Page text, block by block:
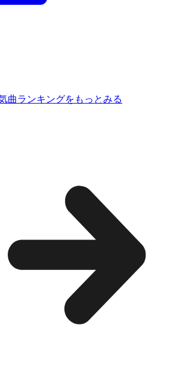
曲ランキングをもっとみる